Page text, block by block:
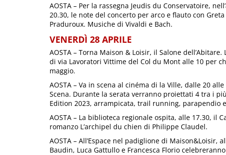
AOSTA – Per la rassegna Jeudis du Conservatoire,
20.30, le note del concerto per arco e flauto con
Praduroux. Musiche di Vivaldi e Bach.
VENERDÌ 28 APRILE
AOSTA – Torna Maison & Loisir, il Salone
di via Lavoratori Vittime del Col du Mont alle 10 per
maggio.
AOSTA – Va in scena al cinéma di la Ville, dalle 20
Scena. Durante la serata verranno proiettati 4 tra i
Edition 2023, arrampicata, trail running, parapendio
AOSTA – La biblioteca regionale ospita, alle 17.30, il
romanzo L’archipel du chien di Philippe Claudel.
AOSTA – All’Espace nel padiglione di Maison&Loisir,
Baudin, Luca Gattullo e Francesca Florio